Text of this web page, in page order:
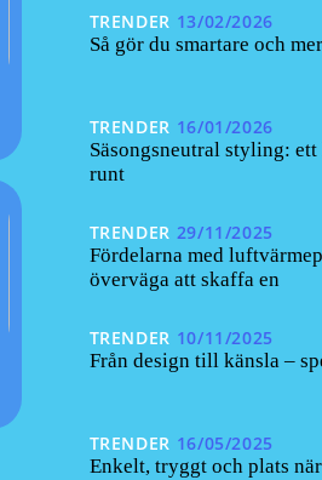
TRENDER 13/02/2026
Så gör du smartare och
TRENDER 16/01/2026
Säsongsneutral styling:
runt
TRENDER 29/11/2025
Fördelarna med
överväga att skaffa en
TRENDER 10/11/2025
Från design till känsla –
TRENDER 16/05/2025
Enkelt, tryggt och plats